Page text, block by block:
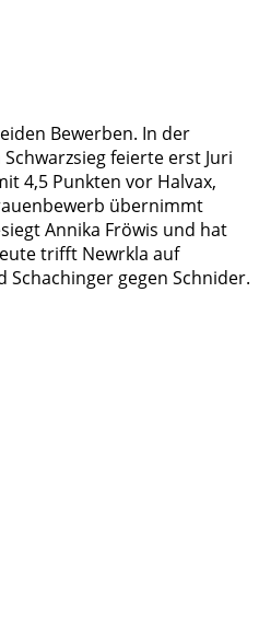
Bewerben. In der
feierte erst Juri
4,5 Punkten vor Halvax,
übernimmt
Annika Fröwis und hat
trifft Newrkla auf
gegen Schnider.